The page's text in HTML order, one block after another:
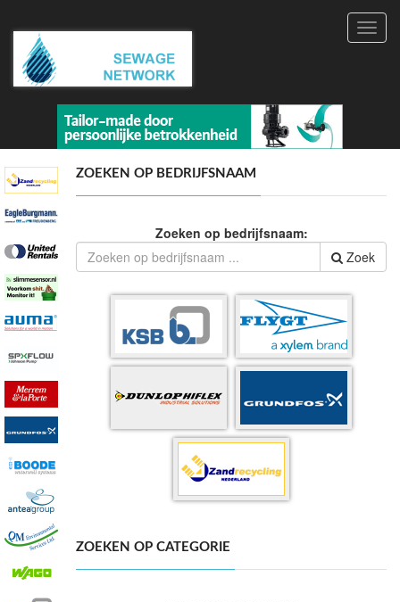
ZOEKEN OP BEDRIJFSNAAM
Zoeken op bedrijfsnaam:
Zoek
ZOEKEN OP CATEGORIE